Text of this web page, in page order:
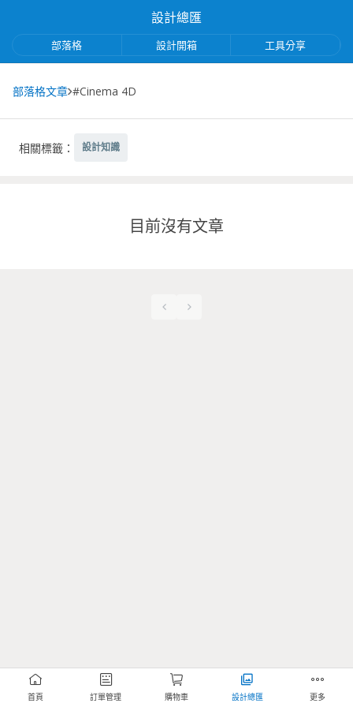
設計總匯
部落格 設計開箱 工具分享
部落格文章 #Cinema 4D
相關標籤： 設計知識
目前沒有文章
首頁 訂單管理 購物車 設計總匯 更多